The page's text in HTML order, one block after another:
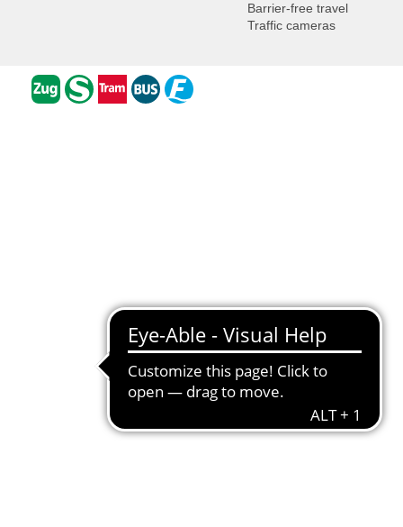
Barrier-free travel
Traffic cameras